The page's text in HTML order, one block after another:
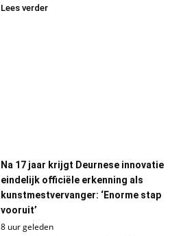
Lees verder
Na 17 jaar krijgt Deurnese innovatie
eindelijk officiële erkenning als
kunstmestvervanger: ‘Enorme stap
vooruit’
8 uur geleden